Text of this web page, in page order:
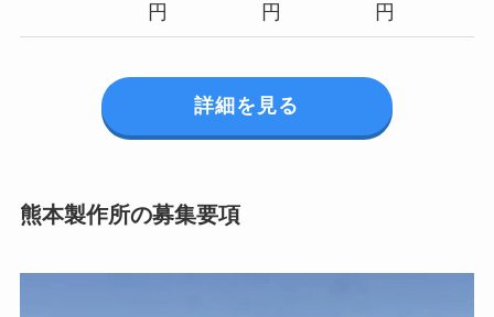
円
円
円
詳細を見る
熊本製作所の募集要項